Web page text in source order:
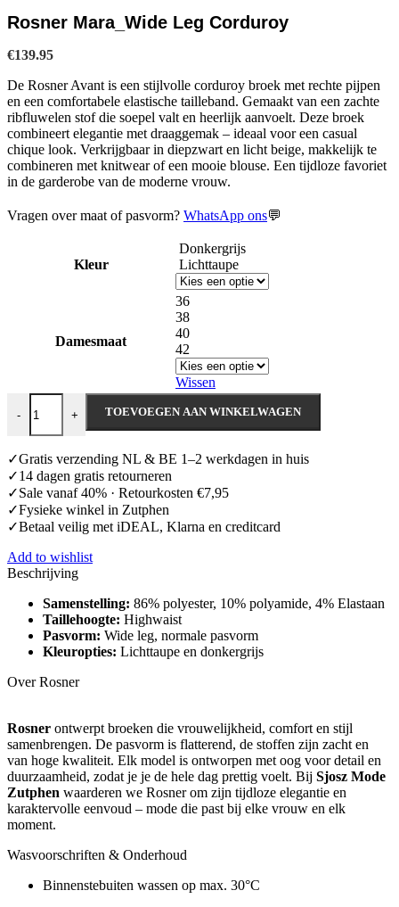
Rosner Mara_Wide Leg Corduroy
€139.95
De Rosner Avant is een stijlvolle corduroy broek met rechte pijpen
en een comfortabele elastische tailleband. Gemaakt van een zachte
ribfluwelen stof die soepel valt en heerlijk aanvoelt. Deze broek
combineert elegantie met draaggemak – ideaal voor een casual
chique look. Verkrijgbaar in diepzwart en licht beige, makkelijk te
combineren met knitwear of een mooie blouse. Een tijdloze favoriet
in de garderobe van de moderne vrouw.
Vragen over maat of pasvorm? WhatsApp ons💬
Kleur
Donkergrijs
Lichttaupe
Damesmaat
36
38
40
42
Wissen
-
Rosner Mara_Wide Leg Corduroy aantal
+ TOEVOEGEN AAN WINKELWAGEN
✓Gratis verzending NL & BE 1–2 werkdagen in huis
✓14 dagen gratis retourneren
✓Sale vanaf 40% · Retourkosten €7,95
✓Fysieke winkel in Zutphen
✓Betaal veilig met iDEAL, Klarna en creditcard
Add to wishlist
Beschrijving
Samenstelling: 86% polyester, 10% polyamide, 4% Elastaan
Taillehoogte: Highwaist
Pasvorm: Wide leg, normale pasvorm
Kleuropties: Lichttaupe en donkergrijs
Over Rosner
Rosner ontwerpt broeken die vrouwelijkheid, comfort en stijl
samenbrengen. De pasvorm is flatterend, de stoffen zijn zacht en
van hoge kwaliteit. Elk model is ontworpen met oog voor detail en
duurzaamheid, zodat je je de hele dag prettig voelt. Bij Sjosz Mode
Zutphen waarderen we Rosner om zijn tijdloze elegantie en
karaktervolle eenvoud – mode die past bij elke vrouw en elk
moment.
Wasvoorschriften & Onderhoud
Binnenstebuiten wassen op max. 30°C